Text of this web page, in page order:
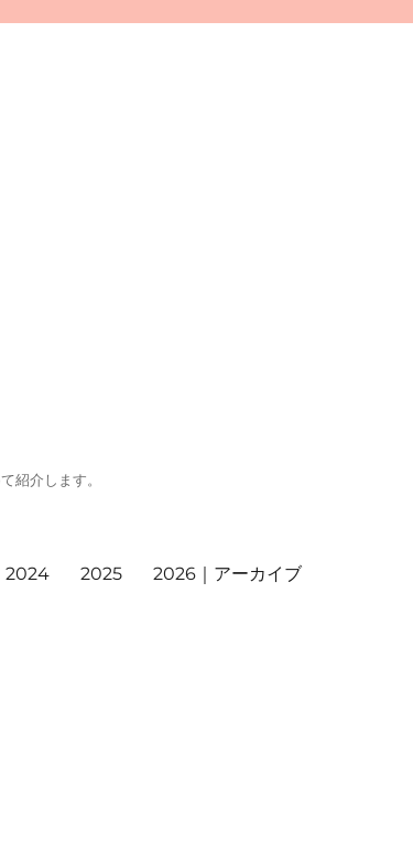
紹介します。
2024 2025 2026｜アーカイブ